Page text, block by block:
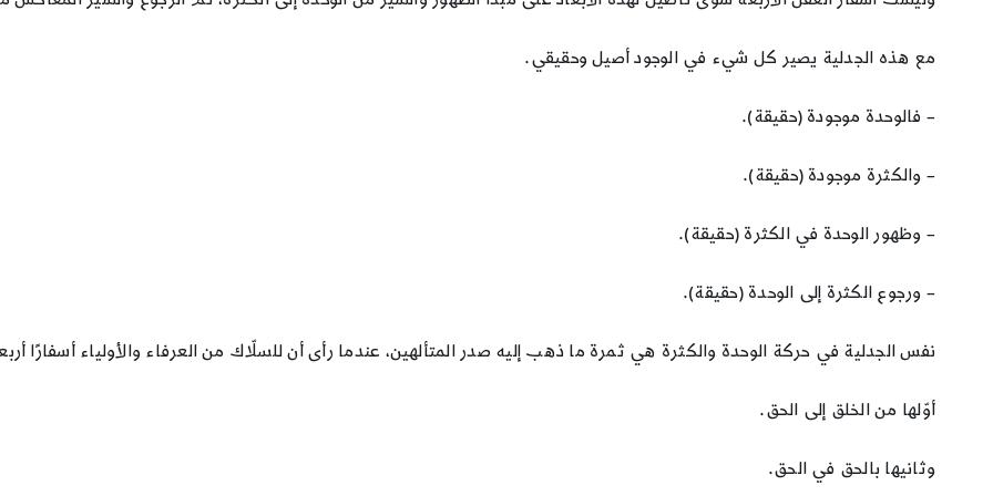
مع هذه الجدلية يصير كل شيء في الوجود أصيل وحقيقي.
– فالوحدة موجودة (حقيقة).
– والكثرة موجودة (حقيقة).
– وظهور الوحدة في الكثرة (حقيقة).
– ورجوع الكثرة إلى الوحدة (حقيقة).
نفس الجدلية في حركة الوحدة والكثرة هي ثمرة ما ذهب إليه صدر المتألهين، عندما رأى أن للسلّاك من العرفاء والأولياء أسفارًا
أوّلها من الخلق إلى الحق.
وثانيها بالحق في الحق.